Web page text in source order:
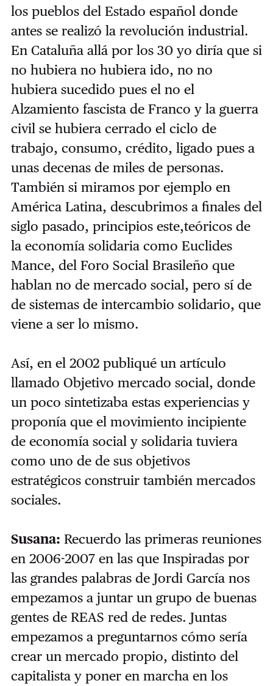
los pueblos del Estado español donde
antes se realizó la revolución industrial.
En Cataluña allá por los 30 yo diría que si
no hubiera no hubiera ido, no no
hubiera sucedido pues el no el
Alzamiento fascista de Franco y la guerra
civil se hubiera cerrado el ciclo de
trabajo, consumo, crédito, ligado pues a
unas decenas de miles de personas.
También si miramos por ejemplo en
América Latina, descubrimos a finales del
siglo pasado, principios este,teóricos de
la economía solidaria como Euclides
Mance, del Foro Social Brasileño que
hablan no de mercado social, pero sí de
de sistemas de intercambio solidario, que
viene a ser lo mismo.
Así, en el 2002 publiqué un artículo
llamado Objetivo mercado social, donde
un poco sintetizaba estas experiencias y
proponía que el movimiento incipiente
de economía social y solidaria tuviera
como uno de de sus objetivos
estratégicos construir también mercados
sociales.
Susana: Recuerdo las primeras reuniones
en 2006-2007 en las que Inspiradas por
las grandes palabras de Jordi García nos
empezamos a juntar un grupo de buenas
gentes de REAS red de redes. Juntas
empezamos a preguntarnos cómo sería
crear un mercado propio, distinto del
capitalista y poner en marcha en los